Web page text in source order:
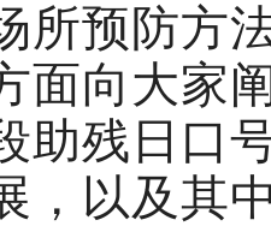
所预防方
面向大家
助残日口
，以及其